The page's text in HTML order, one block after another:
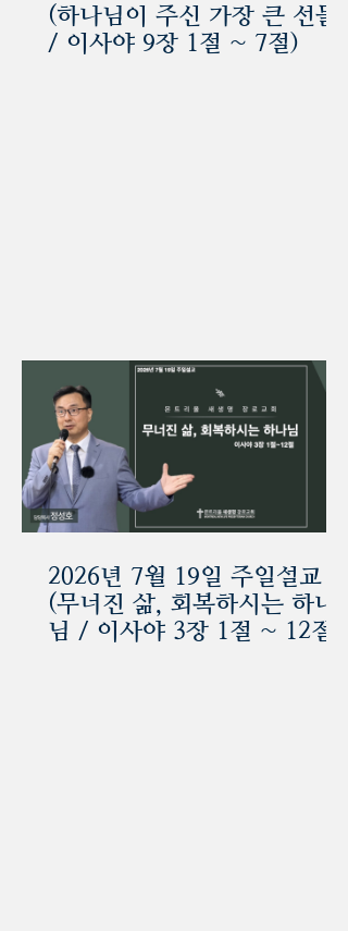
(하나님이 주신 가장 큰 선물
/ 이사야 9장 1절 ~ 7절)
2026년 7월 19일 주일설교
(무너진 삶, 회복하시는 하나
님 / 이사야 3장 1절 ~ 12절)